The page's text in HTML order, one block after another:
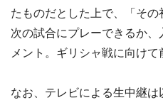
たものだとした上で、「その
次の試合にプレーできるか
メント。ギリシャ戦に向けて
なお、テレビによる生中継